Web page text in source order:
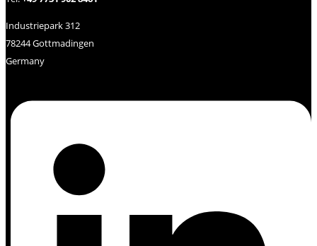
Industriepark 312
78244 Gottmadingen
Germany